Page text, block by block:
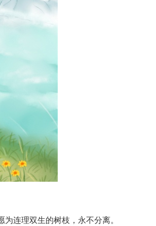
连理双生的树枝，永不分离。